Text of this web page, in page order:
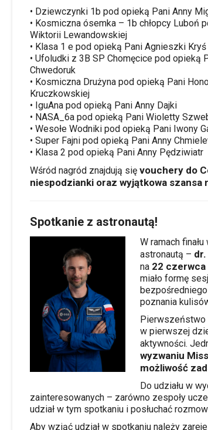
• Dziewczynki 1b pod opieką Pani Anny
• Kosmiczna ósemka – 1b chłopcy Luboń
Wiktorii Lewandowskiej
• Klasa 1 e pod opieką Pani Agnieszki Kryś
• Ufoludki z 3B SP Chomęcice pod opieką
Chwedoruk
• Kosmiczna Drużyna pod opieką Pani
Kruczkowskiej
• IguAna pod opieką Pani Anny Dajki
• NASA_6a pod opieką Pani Wioletty
• Wesołe Wodniki pod opieką Pani Iwony
• Super Fajni pod opieką Pani Anny
• Klasa 2 pod opieką Pani Anny Pędziwiatr
Wśród nagród znajdują się vouchery do
niespodzianki oraz wyjątkowa szansa
Spotkanie z astronautą!
W ramach
astronautą –
na 22 czerwca
miało formę
poznania
Pierwszeństwo
w pierwszej
aktywności.
wyzwaniu
możliwość
Do udziału w
zainteresowanych – zarówno zespoły
udział w tym spotkaniu i posłuchać
Aby wziąć udział w spotkaniu należy